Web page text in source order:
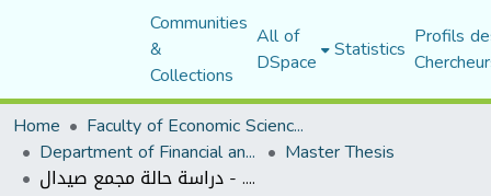
Communities
&
Collections
All of
DSpace Statistics Profils
Home
Faculty of Economic Sciences, Commerce and Management Sciences
Department of Financial and Accounting Sciences Master Thesis
أثر إستخدام أدوات التحليل المالي الحديثة في تقييم الأداء المالي للمؤسسات الإقتصادية الجزائرية. - دراسة حالة مجمع صيدال -